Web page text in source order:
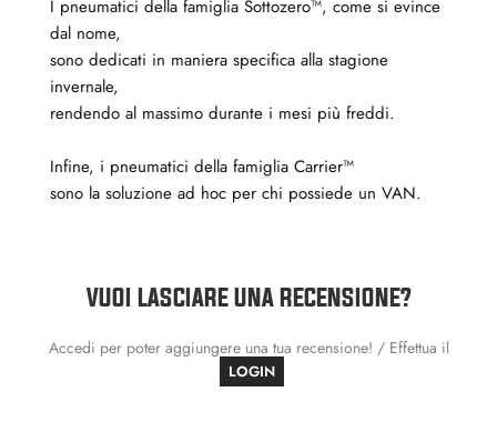
I pneumatici della famiglia Sottozero™, come si evince
dal nome,
sono dedicati in maniera specifica alla stagione
invernale,
rendendo al massimo durante i mesi più freddi.
Infine, i pneumatici della famiglia Carrier™
sono la soluzione ad hoc per chi possiede un VAN.
VUOI LASCIARE UNA RECENSIONE?
Accedi per poter aggiungere una tua recensione! / Effettua il
LOGIN